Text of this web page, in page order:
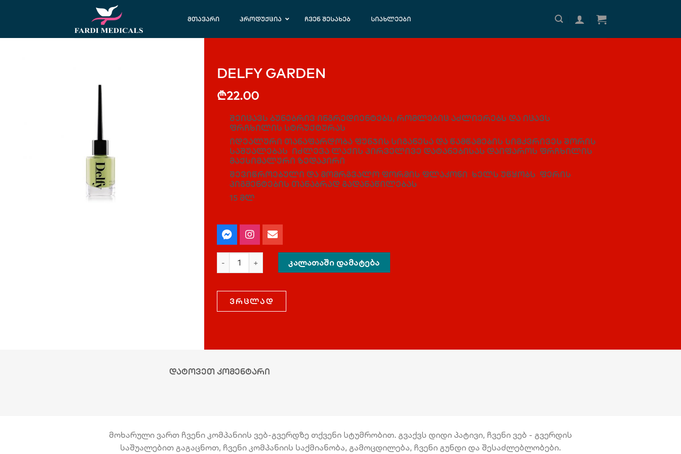
მთავარი პროდუქცია ჩვენ შესახებ სიახლეები
DELFY GARDEN
₾22.00
შეიცავს ბუნებრივ ინგრედიენტებს, რომლებიც აძლიერებს და იცავს
ფრჩხილის სტრუქტურას
იდეალური თანაფარდობა ფუნჯის სიგანესა და წამწამების სიმკვრივეს შორის
საშუალებას იძლევა ლაქის პირველივე დატანებისას დაიფაროს ფრჩხილის
მაქსიმალური ზედაპირი
შევიწროებული და მომრგვალო ფორმის ფლაკონი ხელს უწყობს ფერის
პიგმენტების თანაბრად გადანაწილებას
15 მლ
ᲙᲐᲚᲐᲗᲐᲨᲘ ᲓᲐᲛᲐᲢᲔᲑᲐ
ვრცლად
დატოვეთ კომენტარი
მოხარული ვართ ჩვენი კომპანიის ვებ-გვერდზე თქვენი სტუმრობით. გვაქვს დიდი პატივი, ჩვენი ვებ - გვერდის
საშუალებით გაგაცნოთ, ჩვენი კომპანიის საქმიანობა, გამოცდილება, ჩვენი გუნდი და შესაძლებლობები.